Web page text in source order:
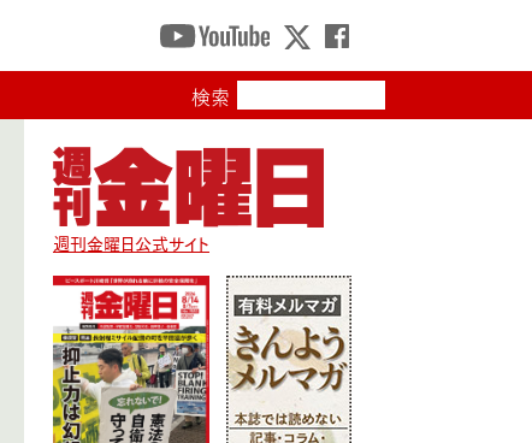
検索
週刊金曜日公式サイト